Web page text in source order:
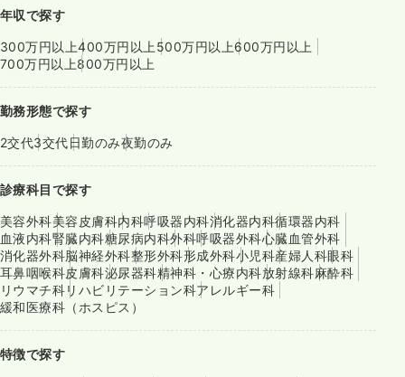
年収で探す
300万円以上400万円以上 500万円以上600万円以上
700万円以上800万円以上
勤務形態で探す
2交代3交代日勤のみ夜勤のみ
診療科目で探す
美容外科美容皮膚科内科呼吸器内科消化器内科循環器内科
血液内科腎臓内科糖尿病内科外科呼吸器外科心臓血管外科
消化器外科脳神経外科整形外科形成外科小児科産婦人科眼科
耳鼻咽喉科皮膚科泌尿器科精神科・心療内科放射線科麻酔科
リウマチ科リハビリテーション科アレルギー科
緩和医療科（ホスピス）
特徴で探す